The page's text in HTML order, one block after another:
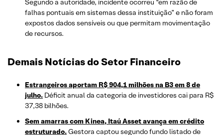
Segundo a autoridade, incidente ocorreu “em razão de
falhas pontuais em sistemas dessa instituição” e não foram
expostos dados sensíveis ou que permitam movimentação
de recursos.
Demais Notícias do Setor Financeiro
Estrangeiros aportam R$ 904,1 milhões na B3 em 8 de
julho. Déficit anual da categoria de investidores cai para R$
37,38 bilhões.
Sem amarras com Kinea, Itaú Asset avança em crédito
estruturado.Gestora captou segundo fundo listado de